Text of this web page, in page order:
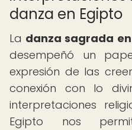
danza en Egipto
La danza sagrada
desempeñó un
expresión de las
conexión con lo
interpretaciones
Egipto nos